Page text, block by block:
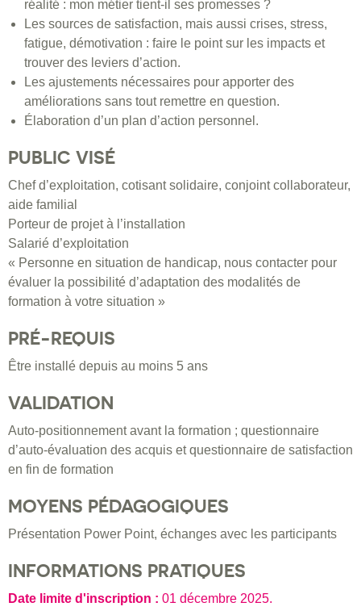
réalité : mon métier tient-il ses promesses ?
Les sources de satisfaction, mais aussi crises, stress,
fatigue, démotivation : faire le point sur les impacts et
trouver des leviers d’action.
Les ajustements nécessaires pour apporter des
améliorations sans tout remettre en question.
Élaboration d’un plan d’action personnel.
PUBLIC VISÉ
Chef d’exploitation, cotisant solidaire, conjoint collaborateur,
aide familial
Porteur de projet à l’installation
Salarié d’exploitation
« Personne en situation de handicap, nous contacter pour
évaluer la possibilité d’adaptation des modalités de
formation à votre situation »
PRÉ-REQUIS
Être installé depuis au moins 5 ans
VALIDATION
Auto-positionnement avant la formation ; questionnaire
d’auto-évaluation des acquis et questionnaire de satisfaction
en fin de formation
MOYENS PÉDAGOGIQUES
Présentation Power Point, échanges avec les participants
INFORMATIONS PRATIQUES
Date limite d'inscription : 01 décembre 2025.